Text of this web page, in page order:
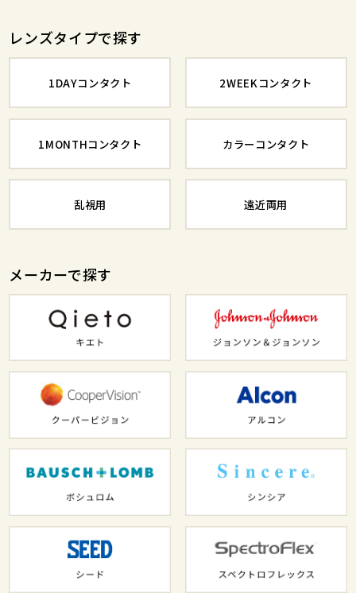
レンズタイプで探す
1DAYコンタクト 2WEEKコンタクト
1MONTHコンタクト カラーコンタクト
乱視用 遠近両用
メーカーで探す